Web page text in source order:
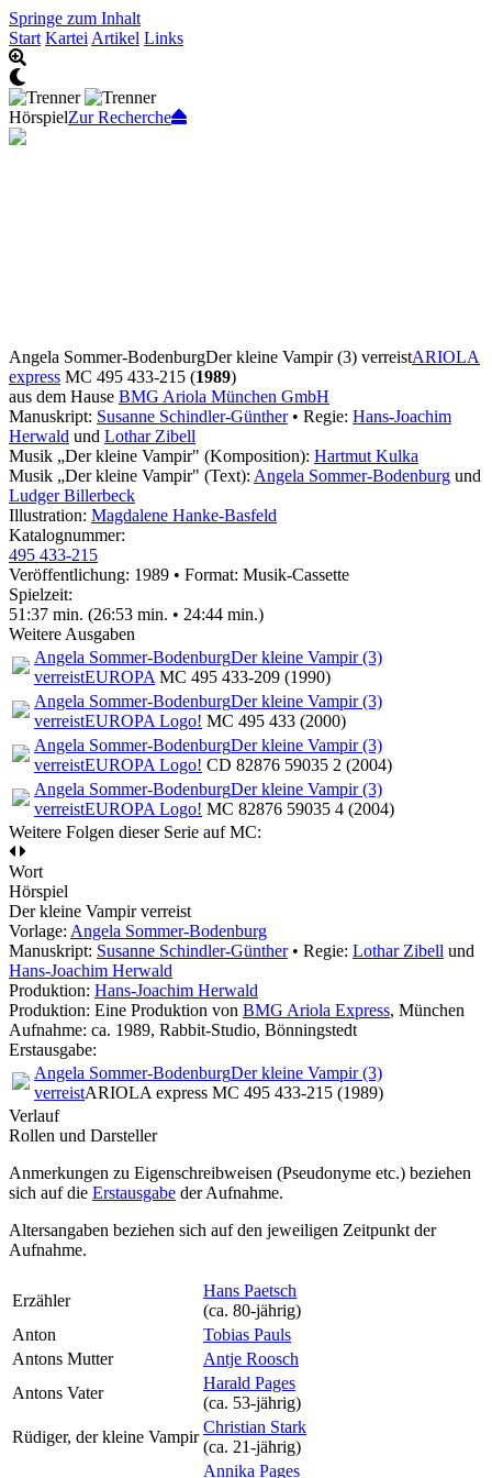
Springe zum Inhalt
Start Kartei Artikel Links
HörspielZur Recherche
Angela Sommer-BodenburgDer kleine Vampir (3) verreistARIOLA
express MC 495 433-215 (1989)
aus dem Hause BMG Ariola München GmbH
Manuskript: Susanne Schindler-Günther• Regie: Hans-Joachim
Herwald und Lothar Zibell
Musik „Der kleine Vampir" (Komposition): Hartmut Kulka
Musik „Der kleine Vampir" (Text): Angela Sommer-Bodenburg und
Ludger Billerbeck
Illustration: Magdalene Hanke-Basfeld
Katalognummer:
495 433-215
Veröffentlichung: 1989 • Format: Musik-Cassette
Spielzeit:
51:37 min. (26:53 min. • 24:44 min.)
Weitere Ausgaben
Angela Sommer-BodenburgDer kleine Vampir (3)
verreistEUROPA MC 495 433-209 (1990)
Angela Sommer-BodenburgDer kleine Vampir (3)
verreistEUROPA Logo! MC 495 433 (2000)
Angela Sommer-BodenburgDer kleine Vampir (3)
verreistEUROPA Logo! CD 82876 59035 2 (2004)
Angela Sommer-BodenburgDer kleine Vampir (3)
verreistEUROPA Logo! MC 82876 59035 4 (2004)
Weitere Folgen dieser Serie auf MC:
Wort
Hörspiel
Der kleine Vampir verreist
Vorlage: Angela Sommer-Bodenburg
Manuskript: Susanne Schindler-Günther• Regie: Lothar Zibell und
Hans-Joachim Herwald
Produktion: Hans-Joachim Herwald
Produktion: Eine Produktion von BMG Ariola Express, München
Aufnahme: ca. 1989, Rabbit-Studio, Bönningstedt
Erstausgabe:
Angela Sommer-BodenburgDer kleine Vampir (3)
verreistARIOLA express MC 495 433-215 (1989)
Verlauf
Rollen und Darsteller
Anmerkungen zu Eigenschreibweisen (Pseudonyme etc.) beziehen
sich auf die Erstausgabe der Aufnahme.
Altersangaben beziehen sich auf den jeweiligen Zeitpunkt der
Aufnahme.
Erzähler
Hans Paetsch
(ca. 80‑jährig)
Anton
Tobias Pauls
Antons Mutter
Antje Roosch
Antons Vater
Harald Pages
(ca. 53‑jährig)
Rüdiger, der kleine Vampir
Christian Stark
(ca. 21‑jährig)
Annika Pages